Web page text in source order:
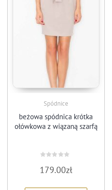
Spódnice
beżowa spódnica krótka
ołówkowa z wiązaną szarfą
0
na
179.00zł